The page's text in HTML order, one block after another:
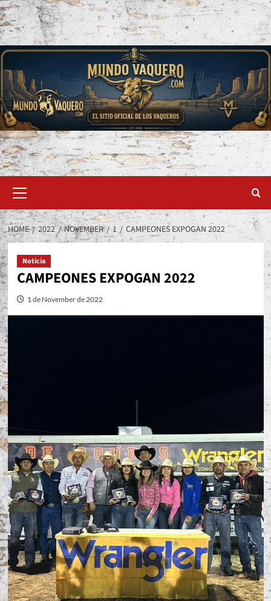
Skip
to
content
Menu
HOME 2022 NOVEMBER 1 CAMPEONES EXPOGAN 2022
Noticia
CAMPEONES EXPOGAN 2022
1 de November de 2022